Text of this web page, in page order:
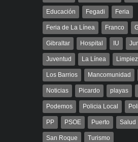
Educación Fegadi Feria
Feria de La Línea Franco
Gibraltar Hospital IU
Juventud La Línea
Los Barrios Mancomunidad
Noticias Picardo playas
Podemos Policia Local
PP PSOE Puerto Salud
San Roque Turismo